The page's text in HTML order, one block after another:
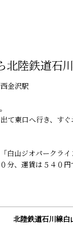
陸鉄道石
金沢駅
て東口へ行き、す
白山ジオパークライ
分、運賃は５４０円
北陸鉄道石川線白